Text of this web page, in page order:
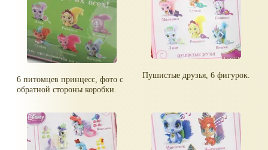
6 питомцев принцесс, фото с
обратной стороны коробки.
Пушистые друзья, 6 фигурок.